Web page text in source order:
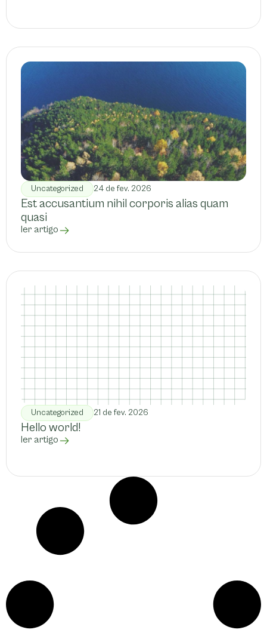
Uncategorized 24 de fev. 2026
Est accusantium nihil corporis alias quam
quasi
ler artigo
Uncategorized 21 de fev. 2026
Hello world!
ler artigo